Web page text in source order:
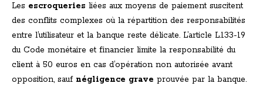
Les escroqueries liées aux moyens de paiement suscitent
des conflits complexes où la répartition des responsabilités
entre l’utilisateur et la banque reste délicate. L’article L.133-19
du Code monétaire et financier limite la responsabilité du
client à 50 euros en cas d’opération non autorisée avant
opposition, sauf négligence grave prouvée par la banque.